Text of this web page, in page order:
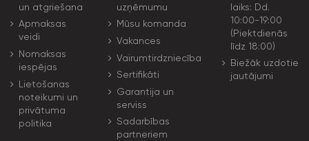
un atgriešana
Apmaksas
veidi
Nomaksas
iespējas
Lietošanas
noteikumi un
privātuma
politika
uzņēmumu
Mūsu komanda
Vakances
Vairumtirdzniecība
Sertifikāti
Garantija un
serviss
Sadarbības
partneriem
laiks: Dd.
10:00-19:00
(Piektdienās
līdz 18:00)
Biežāk uzdotie
jautājumi